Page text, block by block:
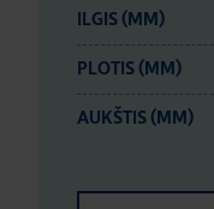
ILGIS (MM)
PLOTIS (MM)
AUKŠTIS (MM)